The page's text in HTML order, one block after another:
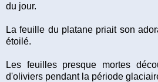
du jour.
La feuille du platane priait son
étoilé.
Les feuilles presque mortes
d'oliviers pendant la période